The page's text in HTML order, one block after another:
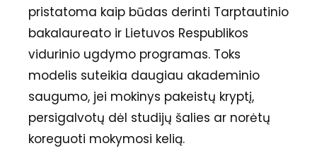
pristatoma kaip būdas derinti Tarptautinio
bakalaureato ir Lietuvos Respublikos
vidurinio ugdymo programas. Toks
modelis suteikia daugiau akademinio
saugumo, jei mokinys pakeistų kryptį,
persigalvotų dėl studijų šalies ar norėtų
koreguoti mokymosi kelią.